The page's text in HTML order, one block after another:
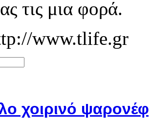
τις μια φορά.
www.tlife.gr
χοιρινό